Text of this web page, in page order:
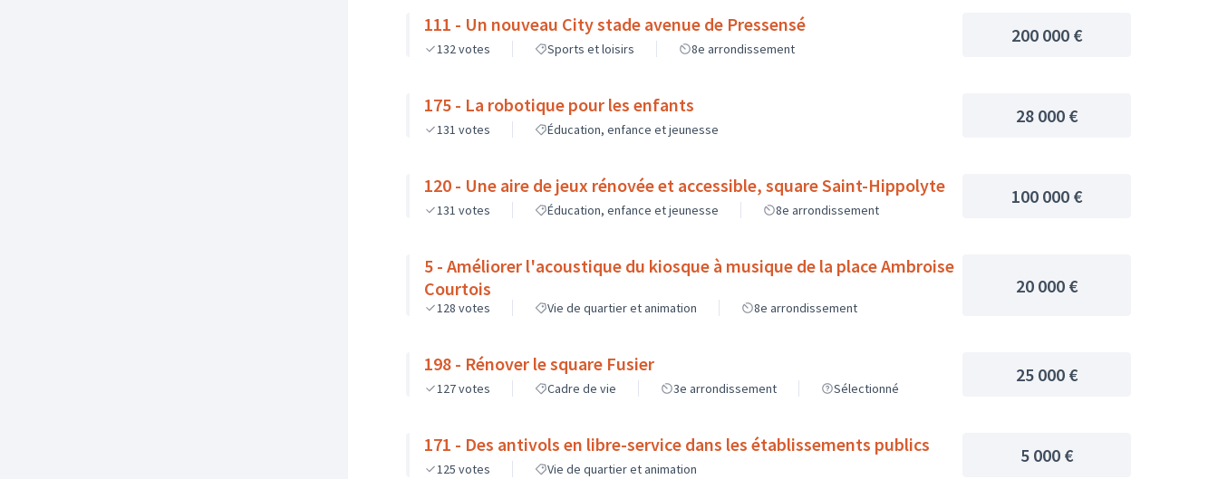
111 - Un nouveau City stade avenue de Pressensé
132votes Sports et loisirs 8e arrondissement
200 000 €
175 - La robotique pour les enfants
131 votes Éducation, enfance et jeunesse
28 000 €
120 - Une aire de jeux rénovée et accessible, square Saint-Hippolyte
131 votes Éducation, enfance et jeunesse 8e arrondissement
100 000 €
5 - Améliorer l'acoustique du kiosque à musique de la place Ambroise
Courtois
128 votes Vie de quartier et animation 8e arrondissement
20 000 €
198 - Rénover le square Fusier
127votes Cadre de vie 3e arrondissement Sélectionné
25 000 €
171 - Des antivols en libre-service dans les établissements publics
125 votes Vie de quartier et animation
5 000 €